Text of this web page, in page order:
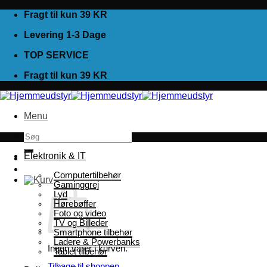
Fortsæt
indhold
Fragt til kun 39 KR
Levering 1-3 Dage
TOP SERVICE
Fragt til kun 39 KR
Menu
Søg
Ingen varer i kurven.
Elektronik & IT
Computertilbehør
Gaminggrej
Lyd
Hørebøffer
Foto og video
TV og Billeder
Smartphone tilbehør
Ladere & Powerbanks
Tablet tilbehør